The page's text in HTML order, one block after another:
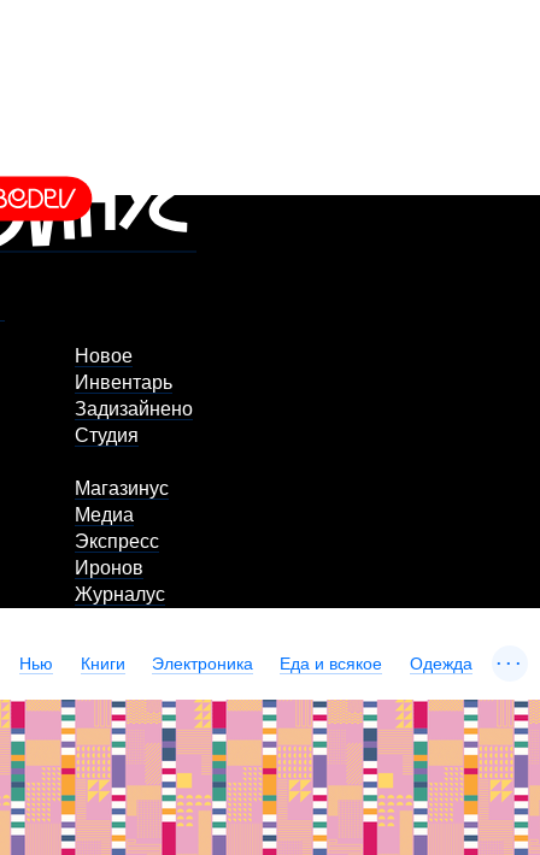
Новое
Инвентарь
Задизайнено
Студия
Магазинус
Медиа
Экспресс
Иронов
Журналус
Нью Книги Электроника Еда и всякое Одежда ...